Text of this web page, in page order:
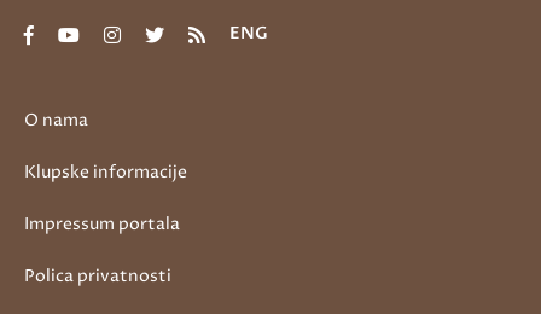
O nama
Klupske informacije
Impressum portala
Polica privatnosti
ENG